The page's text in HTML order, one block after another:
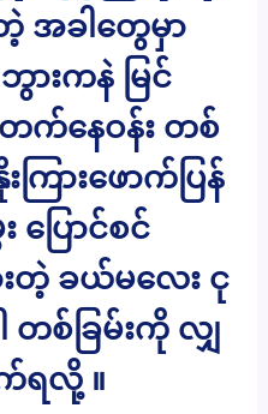
အခါတွေမှာ
ားကနဲ မြင်
နေဝန်း တစ်
ြားဖောက်ပြန်
ြောင်စင်
တဲ့ ခယ်မလေး ငု
တစ်ခြမ်းကို လျှ
ရလို့ ။